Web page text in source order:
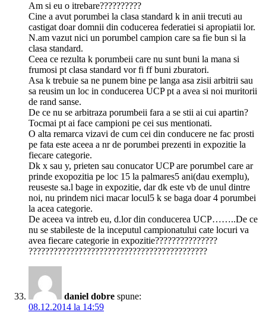
Am si eu o itrebare??????????
Cine a avut porumbei la clasa standard k in anii trecuti au
castigat doar domnii din coducerea federatiei si apropiatii lor.
N.am vazut nici un porumbel campion care sa fie bun si la
clasa standard.
Ceea ce rezulta k porumbeii care nu sunt buni la mana si
frumosi pt clasa standard vor fi ff buni zburatori.
Asa k trebuie sa ne punem bine pe langa asa zisii arbitrii sau
sa reusim un loc in conducerea UCP pt a avea si noi muritorii
de rand sanse.
De ce nu se arbitraza porumbeii fara a se stii ai cui apartin?
Tocmai pt ai face campioni pe cei sus mentionati.
O alta remarca vizavi de cum cei din conducere ne fac prosti
pe fata este aceea a nr de porumbei prezenti in expozitie la
fiecare categorie.
Dk x sau y, prieten sau conucator UCP are porumbel care ar
prinde exopozitia pe loc 15 la palmares5 ani(dau exemplu),
reuseste sa.l bage in expozitie, dar dk este vb de unul dintre
noi, nu prindem nici macar locul5 k se baga doar 4 porumbei
la acea categorie.
De aceea va intreb eu, d.lor din conducerea UCP……..De ce
nu se stabileste de la inceputul campionatului cate locuri va
avea fiecare categorie in expozitie???????????????
???????????????????????????????????????????
daniel dobre spune:
08.12.2014 la 14:59